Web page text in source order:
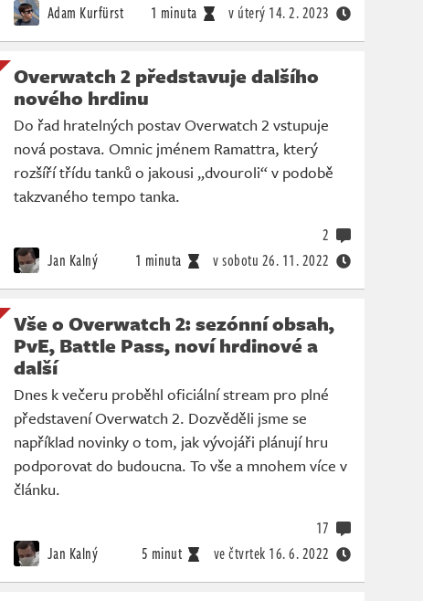
Adam Kurfürst 1 minuta v úterý 14. 2. 2023
Overwatch 2 představuje dalšího
nového hrdinu
Do řad hratelných postav Overwatch 2 vstupuje
nová postava. Omnic jménem Ramattra, který
rozšíří třídu tanků o jakousi „dvouroli“ v podobě
takzvaného tempo tanka.
Jan Kalný 1 minuta v sobotu 26. 11. 2022
2
Vše o Overwatch 2: sezónní obsah,
PvE, Battle Pass, noví hrdinové a
další
Dnes k večeru proběhl oficiální stream pro plné
představení Overwatch 2. Dozvěděli jsme se
například novinky o tom, jak vývojáři plánují hru
podporovat do budoucna. To vše a mnohem více v
článku.
Jan Kalný 5 minut ve čtvrtek 16. 6. 2022
17